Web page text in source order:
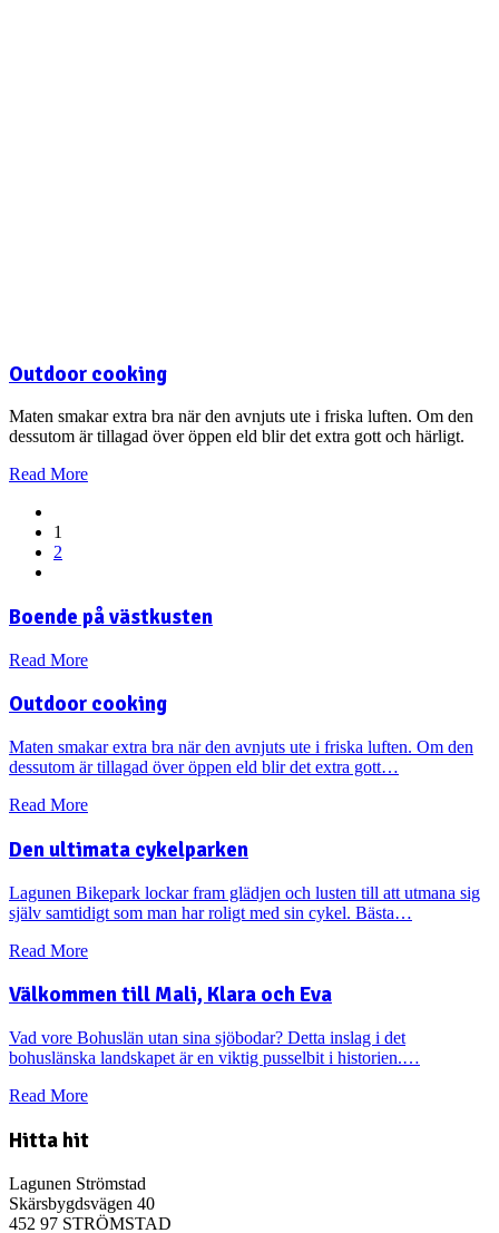
Outdoor cooking
Maten smakar extra bra när den avnjuts ute i friska luften. Om den
dessutom är tillagad över öppen eld blir det extra gott och härligt.
Read More
1
2
Boende på västkusten
Read More
Outdoor cooking
Maten smakar extra bra när den avnjuts ute i friska luften. Om den
dessutom är tillagad över öppen eld blir det extra gott…
Read More
Den ultimata cykelparken
Lagunen Bikepark lockar fram glädjen och lusten till att utmana sig
själv samtidigt som man har roligt med sin cykel. Bästa…
Read More
Välkommen till Mali, Klara och Eva
Vad vore Bohuslän utan sina sjöbodar? Detta inslag i det
bohuslänska landskapet är en viktig pusselbit i historien.…
Read More
Hitta hit
Lagunen Strömstad
Skärsbygdsvägen 40
452 97 STRÖMSTAD